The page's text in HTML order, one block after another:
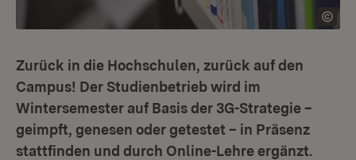
Zurück in die Hochschulen, zurück auf den
Campus! Der Studienbetrieb wird im
Wintersemester auf Basis der 3G-Strategie –
geimpft, genesen oder getestet – in Präsenz
stattfinden und durch Online-Lehre ergänzt.